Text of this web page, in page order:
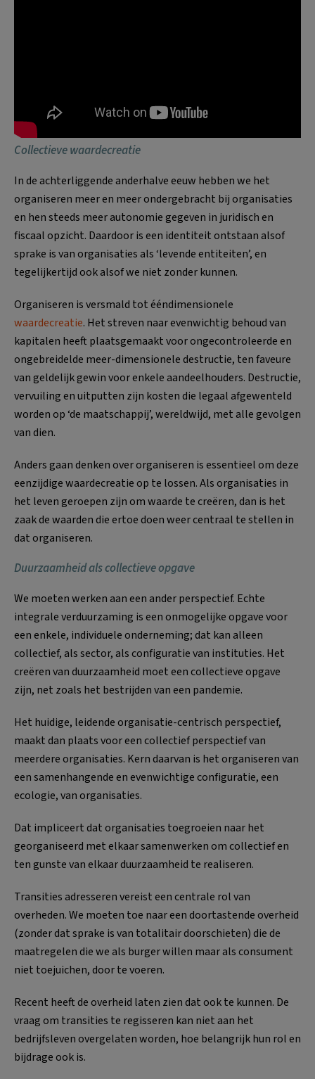
Collectieve waardecreatie
In de achterliggende anderhalve eeuw hebben we het
organiseren meer en meer ondergebracht bij organisaties
en hen steeds meer autonomie gegeven in juridisch en
fiscaal opzicht. Daardoor is een identiteit ontstaan alsof
sprake is van organisaties als ‘levende entiteiten’, en
tegelijkertijd ook alsof we niet zonder kunnen.
Organiseren is versmald tot ééndimensionele
waardecreatie. Het streven naar evenwichtig behoud van
kapitalen heeft plaatsgemaakt voor ongecontroleerde en
ongebreidelde meer-dimensionele destructie, ten faveure
van geldelijk gewin voor enkele aandeelhouders. Destructie,
vervuiling en uitputten zijn kosten die legaal afgewenteld
worden op ‘de maatschappij’, wereldwijd, met alle gevolgen
van dien.
Anders gaan denken over organiseren is essentieel om deze
eenzijdige waardecreatie op te lossen. Als organisaties in
het leven geroepen zijn om waarde te creëren, dan is het
zaak de waarden die ertoe doen weer centraal te stellen in
dat organiseren.
Duurzaamheid als collectieve opgave
We moeten werken aan een ander perspectief. Echte
integrale verduurzaming is een onmogelijke opgave voor
een enkele, individuele onderneming; dat kan alleen
collectief, als sector, als configuratie van instituties. Het
creëren van duurzaamheid moet een collectieve opgave
zijn, net zoals het bestrijden van een pandemie.
Het huidige, leidende organisatie-centrisch perspectief,
maakt dan plaats voor een collectief perspectief van
meerdere organisaties. Kern daarvan is het organiseren van
een samenhangende en evenwichtige configuratie, een
ecologie, van organisaties.
Dat impliceert dat organisaties toegroeien naar het
georganiseerd met elkaar samenwerken om collectief en
ten gunste van elkaar duurzaamheid te realiseren.
Transities adresseren vereist een centrale rol van
overheden. We moeten toe naar een doortastende overheid
(zonder dat sprake is van totalitair doorschieten) die de
maatregelen die we als burger willen maar als consument
niet toejuichen, door te voeren.
Recent heeft de overheid laten zien dat ook te kunnen. De
vraag om transities te regisseren kan niet aan het
bedrijfsleven overgelaten worden, hoe belangrijk hun rol en
bijdrage ook is.